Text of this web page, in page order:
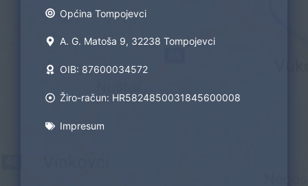
Općina Tompojevci
A. G. Matoša 9, 32238 Tompojevci
OIB: 87600034572
Žiro-račun: HR5824850031845600008
Impresum